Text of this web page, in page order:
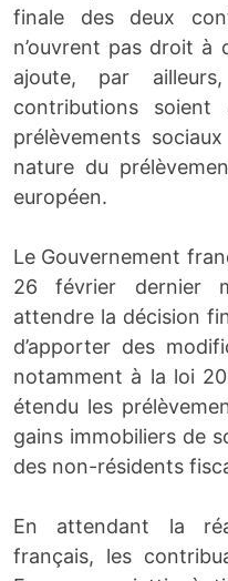
finale des deux
n’ouvrent pas droit à
ajoute, par
contributions soient
prélèvements
nature du
européen.
Le Gouvernement
26 février dernier
attendre la décision
d’apporter des
notamment à la loi
étendu les
gains immobiliers de
des non-résidents
En attendant la
français, les